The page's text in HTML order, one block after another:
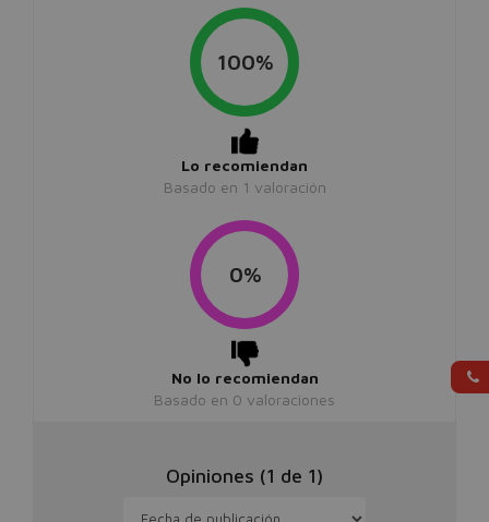
100%
Lo recomiendan
Basado en 1 valoración
0%
No lo recomiendan
Basado en 0 valoraciones
Opiniones (1 de 1)